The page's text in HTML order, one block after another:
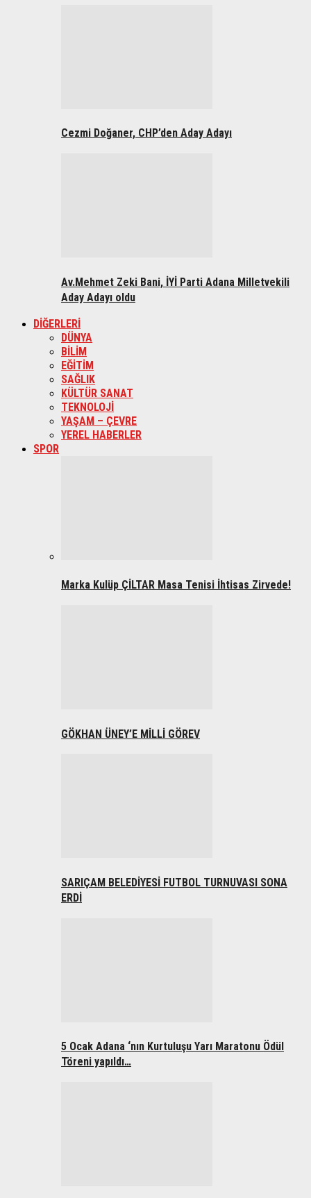
Cezmi Doğaner, CHP’den Aday Adayı
Av.Mehmet Zeki Bani, İYİ Parti Adana Milletvekili
Aday Adayı oldu
DİĞERLERİ
DÜNYA
BİLİM
EĞİTİM
SAĞLIK
KÜLTÜR SANAT
TEKNOLOJİ
YAŞAM – ÇEVRE
YEREL HABERLER
SPOR
Marka Kulüp ÇİLTAR Masa Tenisi İhtisas Zirvede!
GÖKHAN ÜNEY’E MİLLİ GÖREV
SARIÇAM BELEDİYESİ FUTBOL TURNUVASI SONA
ERDİ
5 Ocak Adana ‘nın Kurtuluşu Yarı Maratonu Ödül
Töreni yapıldı…